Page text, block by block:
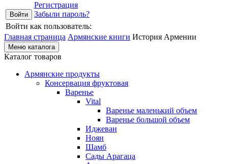
Регистрация
Забыли пароль?
Войти как пользователь:
Главная страница Армянские книги История Армении
Меню каталога
Каталог товаров
Армянские продукты
Консервация фруктовая
Варенье
Vital
Варенье маленький объем
Варенье большой объем
Иджеван
Ноян
Шамб
Сады Арагаца